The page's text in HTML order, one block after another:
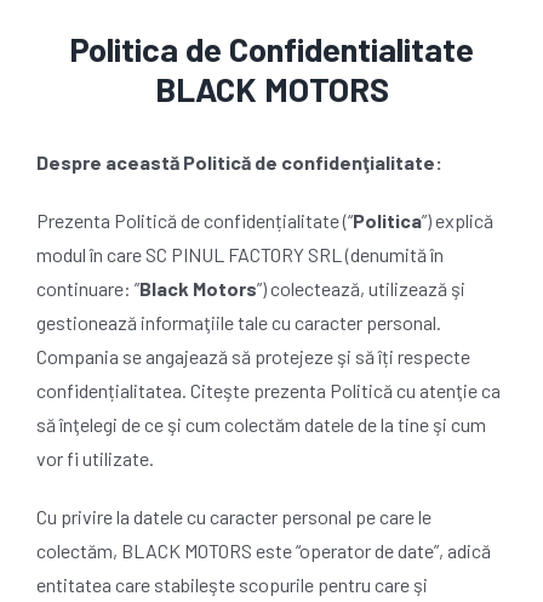
Politica de Confidentialitate
BLACK MOTORS
Despre această Politică de confidenţialitate:
Prezenta Politică de confidențialitate (“Politica”) explică
modul în care SC PINUL FACTORY SRL (denumită în
continuare: ”Black Motors”) colectează, utilizează şi
gestionează informaţiile tale cu caracter personal.
Compania se angajează să protejeze şi să îți respecte
confidențialitatea. Citeşte prezenta Politică cu atenţie ca
să înţelegi de ce şi cum colectăm datele de la tine şi cum
vor fi utilizate.
Cu privire la datele cu caracter personal pe care le
colectăm, BLACK MOTORS este “operator de date”, adică
entitatea care stabileşte scopurile pentru care şi